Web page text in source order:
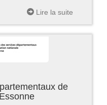
Lire la suite
de